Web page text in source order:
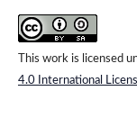
This work is licensed
4.0 International